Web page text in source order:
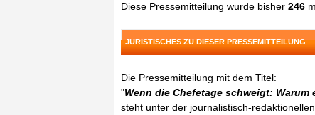
Diese Pressemitteilung wurde bisher 246
JURISTISCHES ZU DIESER PRESSEMITTEILUNG
Die Pressemitteilung mit dem Titel:
"Wenn die Chefetage schweigt:
steht unter der journalistisch-